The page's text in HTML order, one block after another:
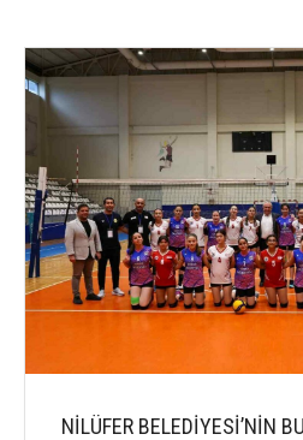
NİLÜFER BELEDİYESİ’NİN